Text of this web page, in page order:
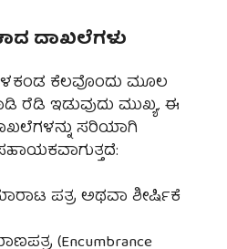
ದಾಖಲೆಗಳು
ಕೆಲವೊಂದು ಮೂಲ
ರೆಡಿ ಇಡುವುದು ಮುಖ್ಯ. ಈ
ಸರಿಯಾಗಿ
ಪತ್ರ ಅಥವಾ ಶೀರ್ಷಿಕೆ
(Encumbrance